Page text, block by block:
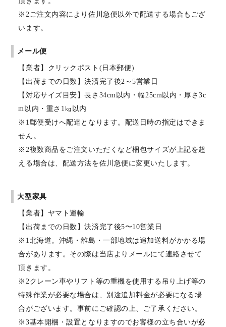
※2ご注文内容により佐川急便以外で配送する場合もござ
います。
メール便
【業者】クリックポスト(日本郵便）
【出荷までの日数】決済完了後2～5営業日
【対応サイズ目安】長さ34cm以内・幅25cm以内・厚さ3c
m以内・重さ1㎏以内
※1郵便受けへ配達となります。配送日時の指定はできま
せん。
※2複数商品をご注文いただくなど梱包サイズが上記を超
える場合は、配送方法を佐川急便に変更いたします。
大型家具
【業者】ヤマト運輸
【出荷までの日数】決済完了後5〜10営業日
※1北海道。沖縄・離島・一部地域は追加送料がかかる場
合があります。その際は当店よりメールにて連絡させて
頂きます。
※2クレーン車やリフト等の重機を使用する吊り上げ等の
特殊作業が必要な場合は、別途追加料金が必要になる場
合がございます。事前にご確認の上、ご了承ください。
※3基本開梱・設置となりますのでお客様の立ち合いが必